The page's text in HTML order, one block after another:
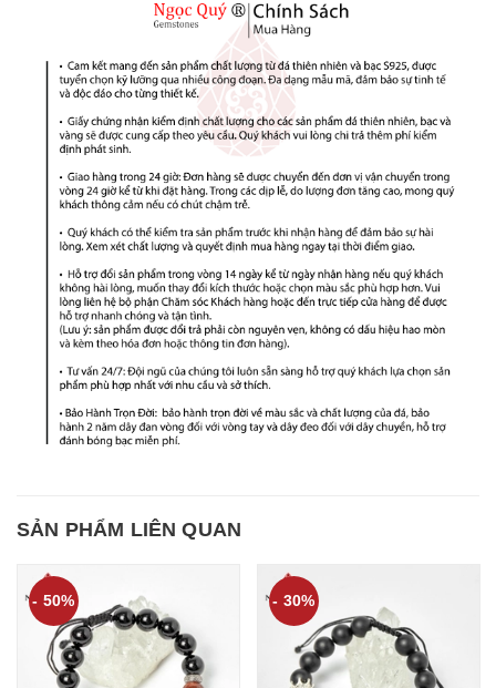
SẢN PHẨM LIÊN QUAN
- 50% - 30%